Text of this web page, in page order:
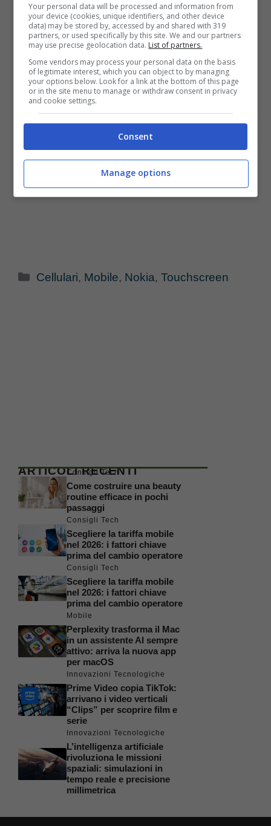
Categorie
Cellulari, Mobile, Nokia,Touchscreen
ARTICOLI RECENTI
Consigli Tech
Come costruire una beauty
routine efficace in pochi
passaggi
Consigli Tech
Scegliere la tariffa mobile
nel 2026: i fattori chiave
prima del cambio operatore
Consigli Tech
Scegliere la tariffa mobile
nel 2026: i fattori chiave
prima del cambio operatore
Mobile
Perplexity trasforma il Mac
in un assistente AI sempre
attivo: arriva la nuova app
per macOS
Innovazioni Tecnologiche
Prime Video copia TikTok:
arrivano i video verticali
“Clips” per scoprire film e
serie
Innovazioni Tecnologiche
L’intelligenza artificiale
rivoluziona le missioni
spaziali: simulazioni in
tempo reale e precisione
millimetrica
Your personal data will be processed and information from
your device (cookies, unique identifiers, and other device
data) may be stored by, accessed by and shared with 319
partners, or used specifically by this site. We and our partners
may use precise geolocation data. List of partners.
Some vendors may process your personal data on the basis
of legitimate interest, which you can object to by managing
your options below. Look for a link at the bottom of this page
or in the site menu to manage or withdraw consent in privacy
and cookie settings.
Consent
Manage options